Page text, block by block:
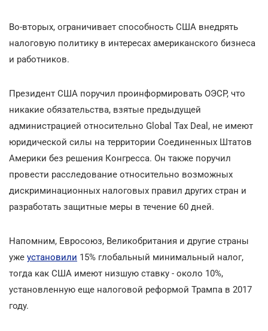
Во-вторых, ограничивает способность США внедрять
налоговую политику в интересах американского бизнеса
и работников.
Президент США поручил проинформировать ОЭСР, что
никакие обязательства, взятые предыдущей
администрацией относительно Global Tax Deal, не имеют
юридической силы на территории Соединенных Штатов
Америки без решения Конгресса. Он также поручил
провести расследование относительно возможных
дискриминационных налоговых правил других стран и
разработать защитные меры в течение 60 дней.
Напомним, Евросоюз, Великобритания и другие страны
уже установили 15% глобальный минимальный налог,
тогда как США имеют низшую ставку - около 10%,
установленную еще налоговой реформой Трампа в 2017
году.